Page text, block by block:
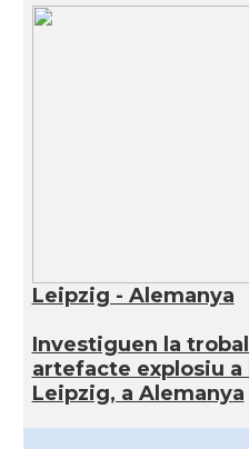
Leipzig - Alemanya
Investiguen la
artefacte explosiu
Leipzig, a Alemanya